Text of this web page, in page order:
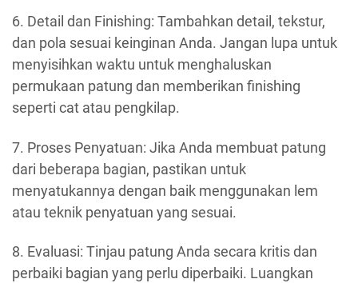
6. Detail dan Finishing: Tambahkan detail, tekstur,
dan pola sesuai keinginan Anda. Jangan lupa untuk
menyisihkan waktu untuk menghaluskan
permukaan patung dan memberikan finishing
seperti cat atau pengkilap.
7. Proses Penyatuan: Jika Anda membuat patung
dari beberapa bagian, pastikan untuk
menyatukannya dengan baik menggunakan lem
atau teknik penyatuan yang sesuai.
8. Evaluasi: Tinjau patung Anda secara kritis dan
perbaiki bagian yang perlu diperbaiki. Luangkan